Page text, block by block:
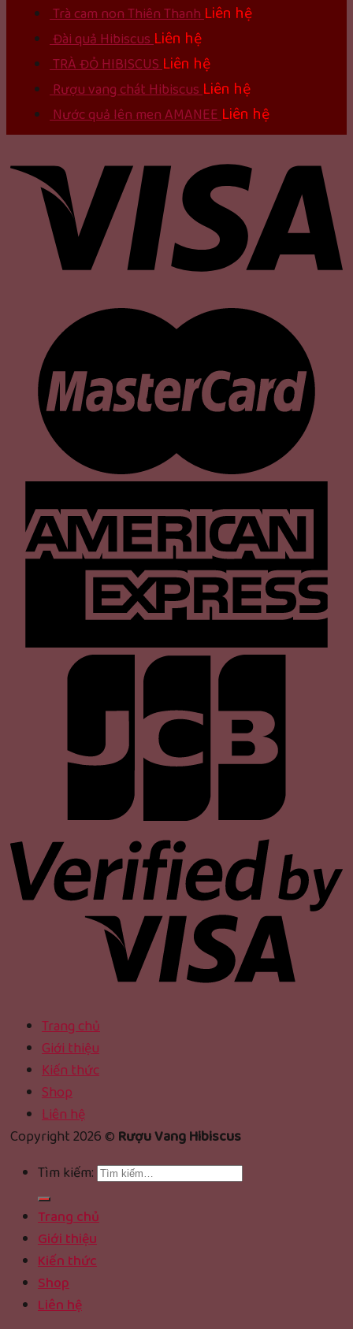
Trà cam non Thiên Thanh Liên hệ
Đài quả Hibiscus Liên hệ
TRÀ ĐỎ HIBISCUS Liên hệ
Rượu vang chát Hibiscus Liên hệ
Nước quả lên men AMANEE Liên hệ
Trang chủ
Giới thiệu
Kiến thức
Shop
Liên hệ
Copyright 2026 © Rượu Vang Hibiscus
Tìm kiếm:
Trang chủ
Giới thiệu
Kiến thức
Shop
Liên hệ